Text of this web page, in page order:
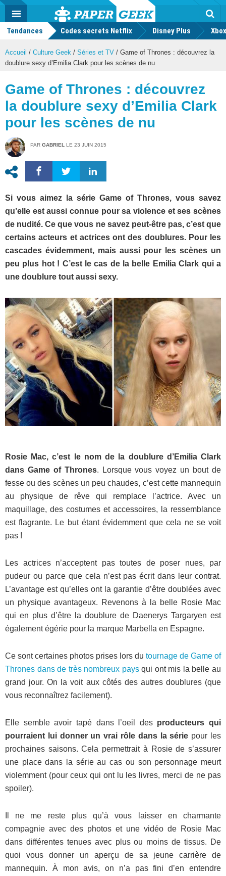
Actu
geek
MENU
Tendances Codes secrets Netflix Disney Plus
Accueil / Culture Geek / Séries et TV / Game of Thrones : découvrez la
doublure sexy d’Emilia Clark pour les scènes de nu
Game of Thrones : découvrez
la doublure sexy d’Emilia Clark
pour les scènes de nu
PAR GABRIEL LE 23 JUIN 2015
Si vous aimez la série Game of Thrones, vous savez
qu’elle est aussi connue pour sa violence et ses scènes
de nudité. Ce que vous ne savez peut-être pas, c’est que
certains acteurs et actrices ont des doublures. Pour les
cascades évidemment, mais aussi pour les scènes un
peu plus hot ! C’est le cas de la belle Emilia Clark qui a
une doublure tout aussi sexy.
Rosie Mac, c’est le nom de la doublure d’Emilia Clark
dans Game of Thrones. Lorsque vous voyez un bout de
fesse ou des scènes un peu chaudes, c’est cette mannequin
au physique de rêve qui remplace l’actrice. Avec un
maquillage, des costumes et accessoires, la ressemblance
est flagrante. Le but étant évidemment que cela ne se voit
pas !
Les actrices n’acceptent pas toutes de poser nues, par
pudeur ou parce que cela n’est pas écrit dans leur contrat.
L’avantage est qu’elles ont la garantie d’être doublées avec
un physique avantageux. Revenons à la belle Rosie Mac
qui en plus d’être la doublure de Daenerys Targaryen est
également égérie pour la marque Marbella en Espagne.
Ce sont certaines photos prises lors du tournage de Game of
Thrones dans de très nombreux paysqui ont mis la belle au
grand jour. On la voit aux côtés des autres doublures (que
vous reconnaîtrez facilement).
Elle semble avoir tapé dans l’oeil des producteurs qui
pourraient lui donner un vrai rôle dans la série pour les
prochaines saisons. Cela permettrait à Rosie de s’assurer
une place dans la série au cas ou son personnage meurt
violemment (pour ceux qui ont lu les livres, merci de ne pas
spoiler).
Il ne me reste plus qu’à vous laisser en charmante
compagnie avec des photos et une vidéo de Rosie Mac
dans différentes tenues avec plus ou moins de tissus. De
quoi vous donner un aperçu de sa jeune carrière de
mannequin. À mon avis, on n’a pas fini d’en entendre
Mode
FacebookTwitter Youtube